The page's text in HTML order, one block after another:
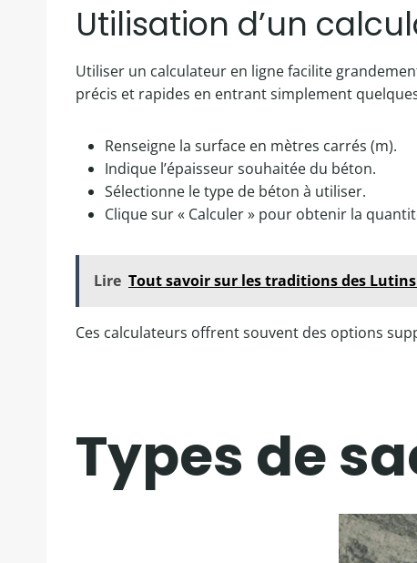
Utilisation d’un
Utiliser un calculateur en ligne facilite
précis et rapides en entrant simplement
Renseigne la surface en mètres carrés (m).
Indique l’épaisseur souhaitée du béton.
Sélectionne le type de béton à utiliser.
Clique sur « Calculer » pour obtenir la
Lire Tout savoir sur les traditions des
Ces calculateurs offrent souvent des options
Types de